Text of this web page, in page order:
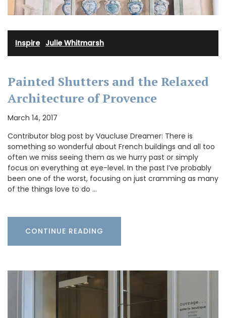
Inspire· Julie Whitmarsh
Painted Shutters and the Relaxed
Architecture of Provence
March 14, 2017
Contributor blog post by Vaucluse Dreamer: There is
something so wonderful about French buildings and all too
often we miss seeing them as we hurry past or simply
focus on everything at eye-level. In the past I’ve probably
been one of the worst, focusing on just cramming as many
of the things love to do …
CONTINUE READING